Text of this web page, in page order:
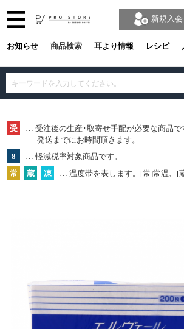
お知らせ 商品検索 耳より情報 レシピ
新規入会
受
… 受注後の生産･取寄せ手配が必要な商品で
発送までにお時間頂きます。
8
… 軽減税率対象商品です。
常
蔵 凍 … 温度帯を表します。[常]常温、[